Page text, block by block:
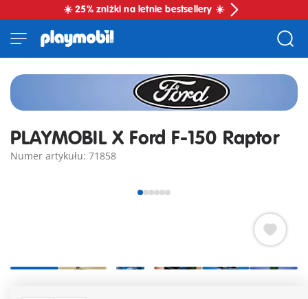
☀️ 25% zniżki na letnie bestsellery ☀️
PLAYMOBIL X Ford F-150 Raptor
Numer artykułu: 71858